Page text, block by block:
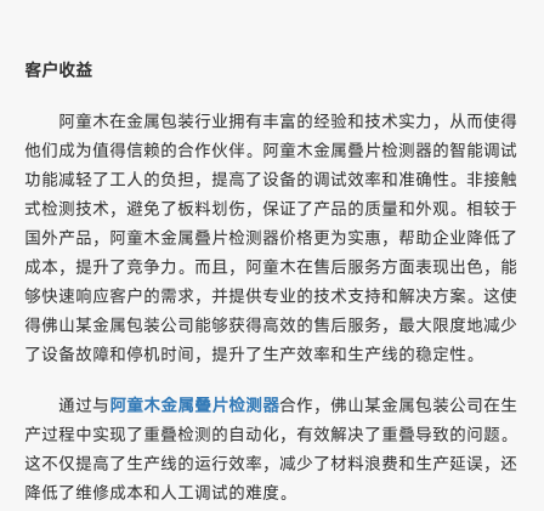
客户收益
阿童木在金属包装行业拥有丰富的经验和技术实力，从而使得
他们成为值得信赖的合作伙伴。阿童木金属叠片检测器的智能调试
功能减轻了工人的负担，提高了设备的调试效率和准确性。非接触
式检测技术，避免了板料划伤，保证了产品的质量和外观。相较于
国外产品，阿童木金属叠片检测器价格更为实惠，帮助企业降低了
成本，提升了竞争力。而且，阿童木在售后服务方面表现出色，能
够快速响应客户的需求，并提供专业的技术支持和解决方案。这使
得佛山某金属包装公司能够获得高效的售后服务，最大限度地减少
了设备故障和停机时间，提升了生产效率和生产线的稳定性。
通过与阿童木金属叠片检测器合作，佛山某金属包装公司在生
产过程中实现了重叠检测的自动化，有效解决了重叠导致的问题。
这不仅提高了生产线的运行效率，减少了材料浪费和生产延误，还
降低了维修成本和人工调试的难度。